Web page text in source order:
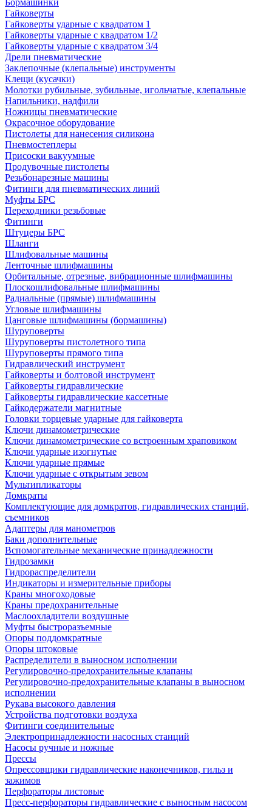
Бормашинки
Гайковерты
Гайковерты ударные с квадратом 1
Гайковерты ударные с квадратом 1/2
Гайковерты ударные с квадратом 3/4
Дрели пневматические
Заклепочные (клепальные) инструменты
Клещи (кусачки)
Молотки рубильные, зубильные, игольчатые, клепальные
Напильники, надфили
Ножницы пневматические
Окрасочное оборудование
Пистолеты для нанесения силикона
Пневмостеплеры
Присоски вакуумные
Продувочные пистолеты
Резьбонарезные машины
Фитинги для пневматических линий
Муфты БРС
Переходники резьбовые
Фитинги
Штуцеры БРС
Шланги
Шлифовальные машины
Ленточные шлифмашины
Орбитальные, отрезные, вибрационные шлифмашины
Плоскошлифовальные шлифмашины
Радиальные (прямые) шлифмашины
Угловые шлифмашины
Цанговые шлифмашины (бормашины)
Шуруповерты
Шуруповерты пистолетного типа
Шуруповерты прямого типа
Гидравлический инструмент
Гайковерты и болтовой инструмент
Гайковерты гидравлические
Гайковерты гидравлические кассетные
Гайкодержатели магнитные
Головки торцевые ударные для гайковерта
Ключи динамометрические
Ключи динамометрические со встроенным храповиком
Ключи ударные изогнутые
Ключи ударные прямые
Ключи ударные с открытым зевом
Мультипликаторы
Домкраты
Комплектующие для домкратов, гидравлических станций,
съемников
Адаптеры для манометров
Баки дополнительные
Вспомогательные механические принадлежности
Гидрозамки
Гидрораспределители
Индикаторы и измерительные приборы
Краны многоходовые
Краны предохранительные
Маслоохладители воздушные
Муфты быстроразъемные
Опоры поддомкратные
Опоры штоковые
Распределители в выносном исполнении
Регулировочно-предохранительные клапаны
Регулировочно-предохранительные клапаны в выносном
исполнении
Рукава высокого давления
Устройства подготовки воздуха
Фитинги соединительные
Электропринадлежности насосных станций
Насосы ручные и ножные
Прессы
Опрессовщики гидравлические наконечников, гильз и
зажимов
Перфораторы листовые
Пресс-перфораторы гидравлические с выносным насосом